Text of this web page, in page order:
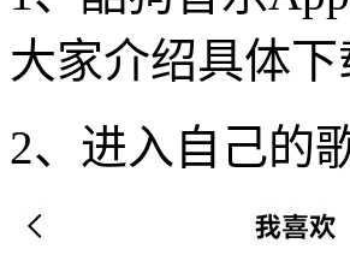
大家介绍具体下
2、进入自己的